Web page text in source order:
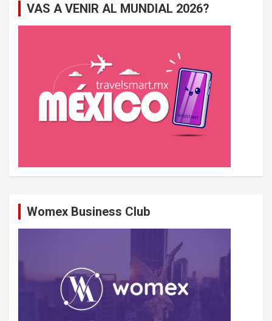
c
VAS A VENIR AL MUNDIAL 2026?
Womex Business Club